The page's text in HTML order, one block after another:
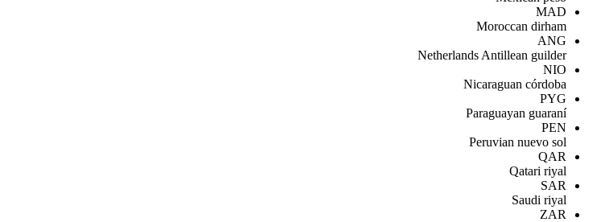
MAD
Moroccan dirham
ANG
Netherlands Antillean guilder
NIO
Nicaraguan córdoba
PYG
Paraguayan guaraní
PEN
Peruvian nuevo sol
QAR
Qatari riyal
SAR
Saudi riyal
ZAR